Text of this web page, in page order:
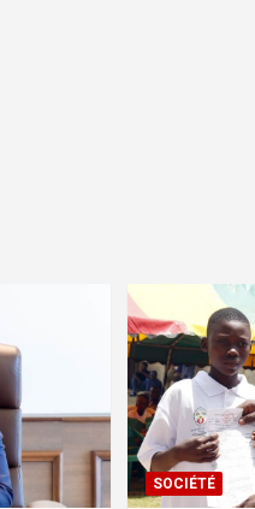
SOCIÉTÉ